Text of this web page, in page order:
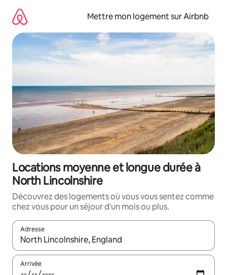
directement
contenu
Mettre mon logement sur Airbnb
Locations moyenne et longue durée à
North Lincolnshire
Découvrez des logements où vous vous sentez comme
chez vous pour un séjour d'un mois ou plus.
Adresse
Lorsque les résultats s'affichent, utilisez les flèches vers le
Arrivée